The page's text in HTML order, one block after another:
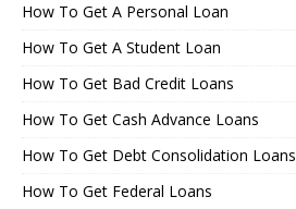
How To Get A Personal Loan
How To Get A Student Loan
How To Get Bad Credit Loans
How To Get Cash Advance Loans
How To Get Debt Consolidation Loans
How To Get Federal Loans